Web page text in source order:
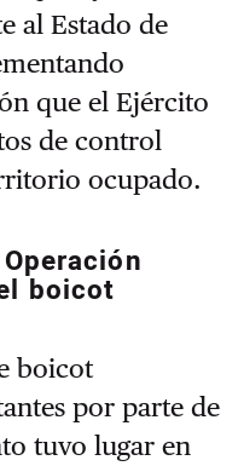
al Estado de
que el Ejército
de control
ocupado.
boicot
boicot
por parte de
tuvo lugar en